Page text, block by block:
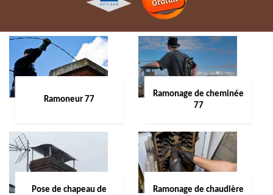
Ramoneur 77
Ramonage de cheminée
77
Pose de chapeau de
Ramonage de chaudière